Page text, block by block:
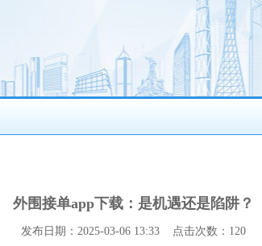
外围接单app下载：是机遇还是陷阱？
发布日期：2025-03-06 13:33 点击次数：120